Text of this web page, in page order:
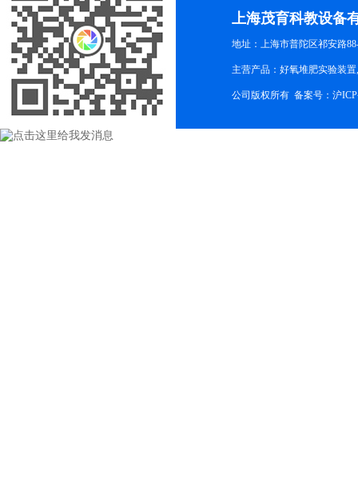
上海茂育科教设备
地址：上海市普陀区祁安路
主营产品：好氧堆肥实验装
公司版权所有 备案号： 沪